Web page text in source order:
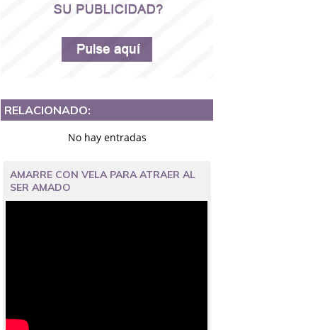
RELACIONADO:
No hay entradas
AMARRE CON VELA PARA ATRAER AL
SER AMADO